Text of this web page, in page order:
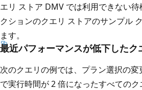
エリ ストア DMV では利用できない
クションのクエリ ストアのサンプル
ます。
最近パフォーマンスが低下したク
次のクエリの例では、プラン選択の
で実行時間が 2 倍になったすべての